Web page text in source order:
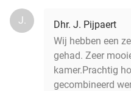
J.
Dhr. J. Pijpaert
Wij hebben een
gehad. Zeer
kamer.Prachtig
gecombineerd